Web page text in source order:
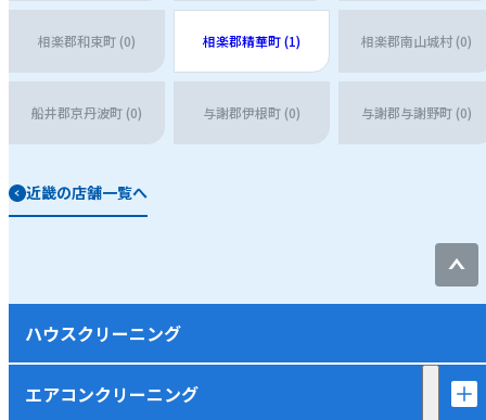
相楽郡和束町 (0) 相楽郡精華町 (1) 相楽郡南山城村 (0)
船井郡京丹波町 (0) 与謝郡伊根町 (0) 与謝郡与謝野町 (0)
近畿の店舗一覧へ
ハウスクリーニング
エアコンクリーニング